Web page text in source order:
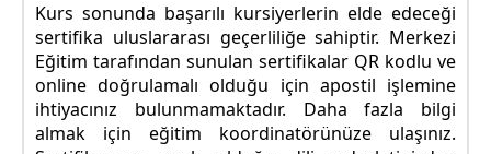
Kurs sonunda başarılı kursiyerlerin elde edeceği
sertifika uluslararası geçerliliğe sahiptir. Merkezi
Eğitim tarafından sunulan sertifikalar QR kodlu ve
online doğrulamalı olduğu için apostil işlemine
ihtiyacınız bulunmamaktadır. Daha fazla bilgi
almak için eğitim koordinatörünüze ulaşınız.